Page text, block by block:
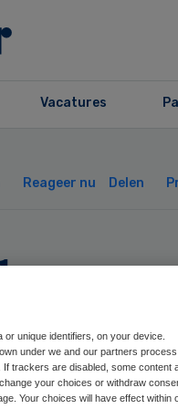
Vacatures
Reageer nu Delen
unique identifiers, on your device.
under we and our partners
If trackers are disabled, some content
your choices or withdraw
Your choices will have effect within